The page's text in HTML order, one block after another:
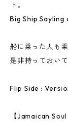
ト。
Big Ship Sayling
船に乗った人も
是非持っておい
Flip Side :
【Jamaican